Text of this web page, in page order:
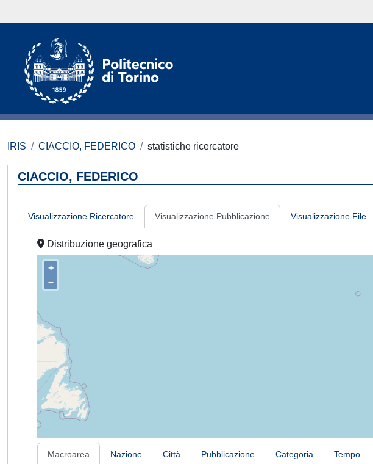
IRIS CIACCIO, FEDERICO statistiche ricercatore
CIACCIO, FEDERICO
Visualizzazione Ricercatore Visualizzazione Pubblicazione Visualizzazione File
Distribuzione geografica
+
–
Macroarea Nazione Città Pubblicazione Categoria Tempo